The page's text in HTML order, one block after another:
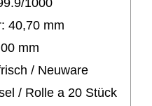
1000
40,70 mm
mm
/ Neuware
/ Rolle a 20 Stück